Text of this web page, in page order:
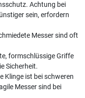
Achtung bei
sein, erfordern
Messer sind oft
formschlüssige Griffe
Sicherheit.
Klinge ist bei schweren
Messer sind bei